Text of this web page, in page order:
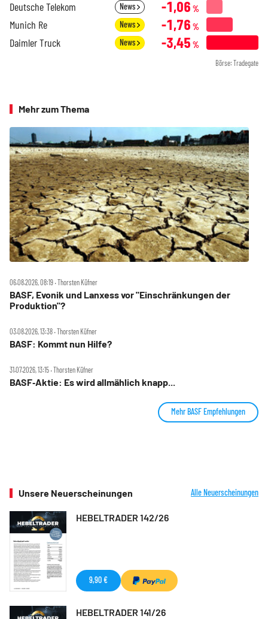
Deutsche Telekom News -1,06 %
Munich Re News -1,76 %
Daimler Truck News -3,45 %
Börse: Tradegate
Mehr zum Thema
06.08.2026, 08:19 ‧ Thorsten Küfner
BASF, Evonik und Lanxess vor "Einschränkungen der
Produktion"?
03.08.2026, 13:38 ‧ Thorsten Küfner
BASF: Kommt nun Hilfe?
31.07.2026, 13:15 ‧ Thorsten Küfner
BASF‑Aktie: Es wird allmählich knapp...
Mehr BASF Empfehlungen
Unsere Neuerscheinungen Alle Neuerscheinungen
HEBELTRADER 142/26
9,90 €
HEBELTRADER 141/26